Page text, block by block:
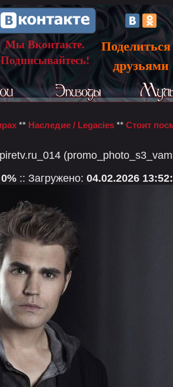
Мы Вконтакте.
Подписывайтесь!
друзьями
** Наследие / Legacies ** Стоит
0% :: Загружено: 04.02.2026